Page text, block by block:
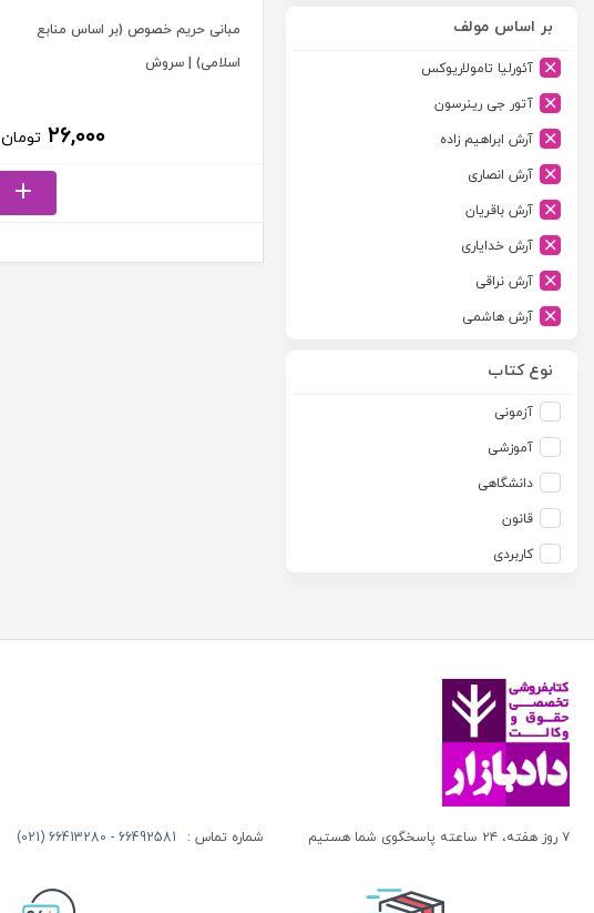
آیدین
ارجمند
ارسطو
ارشد
اسلامیه
اشکان
اطلاعات
امجد
امید انقلاب
بنگاه ترجمه و نشر کتاب پارسه
بهتاب
بهنامی
بهینه
بر اساس مولف
آئورلیا تامولاریوکس
آتور جی رینرسون
آرش ابراهیم زاده
آرش انصاری
آرش باقریان
آرش خدایاری
آرش نراقی
آرش هاشمی
آزاده صادقی
آزیتا قربانی رحیم
آلبرت ون دایسی
آلن ردفرن
آمنه باخدا
آنتونی آگوس
آندره لگراند
آندره مارمور
آندریاس کاکینیس
آیت الله العظمی سید ابوالقاسم خوئی
نوع کتاب
آزمونی
آموزشی
دانشگاهی
قانون
کاربردی
مبانی حریم خصوص (بر اساس منابع
اسلامی) | سروش
۲۶,۰۰۰ تومان
۷ روز هفته، ۲۴ ساعته پاسخگوی شما هستیم شماره تماس : 66492581 - 66413280 (021)